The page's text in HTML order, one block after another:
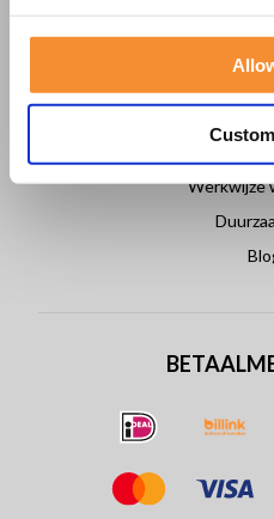
Werkwijze